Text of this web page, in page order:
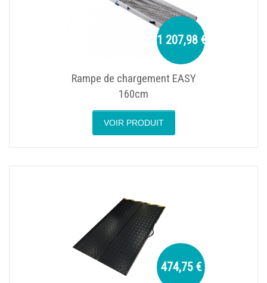
1 207,98 €
Rampe de chargement EASY
160cm
VOIR PRODUIT
474,75 €